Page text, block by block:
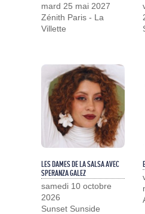
mard 25 mai 2027
Zénith Paris - La
Villette
LES DAMES DE LA SALSA AVEC
SPERANZA GALEZ
samedi 10 octobre
2026
Sunset Sunside